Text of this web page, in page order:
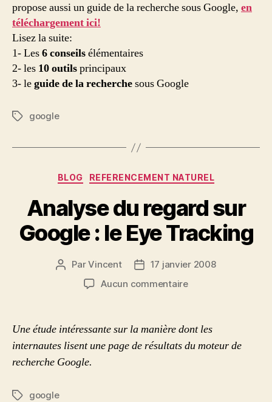
propose aussi un guide de la recherche sous Google, en
téléchargement ici!
Lisez la suite:
1- Les6 conseilsélémentaires
2- les 10 outilsprincipaux
3- leguide de la recherchesous Google
Étiquettes
google
Catégories
BLOG REFERENCEMENT NATUREL
Analyse du regard sur
Google : le Eye Tracking
Auteur
l’article
ParVincent
Date17 janvier 2008
Aucun commentairesur
regard
sur
Google
Une étude intéressante sur la manière dont les
internautes lisent une page de résultats du moteur de
recherche Google.
Étiquettes
google